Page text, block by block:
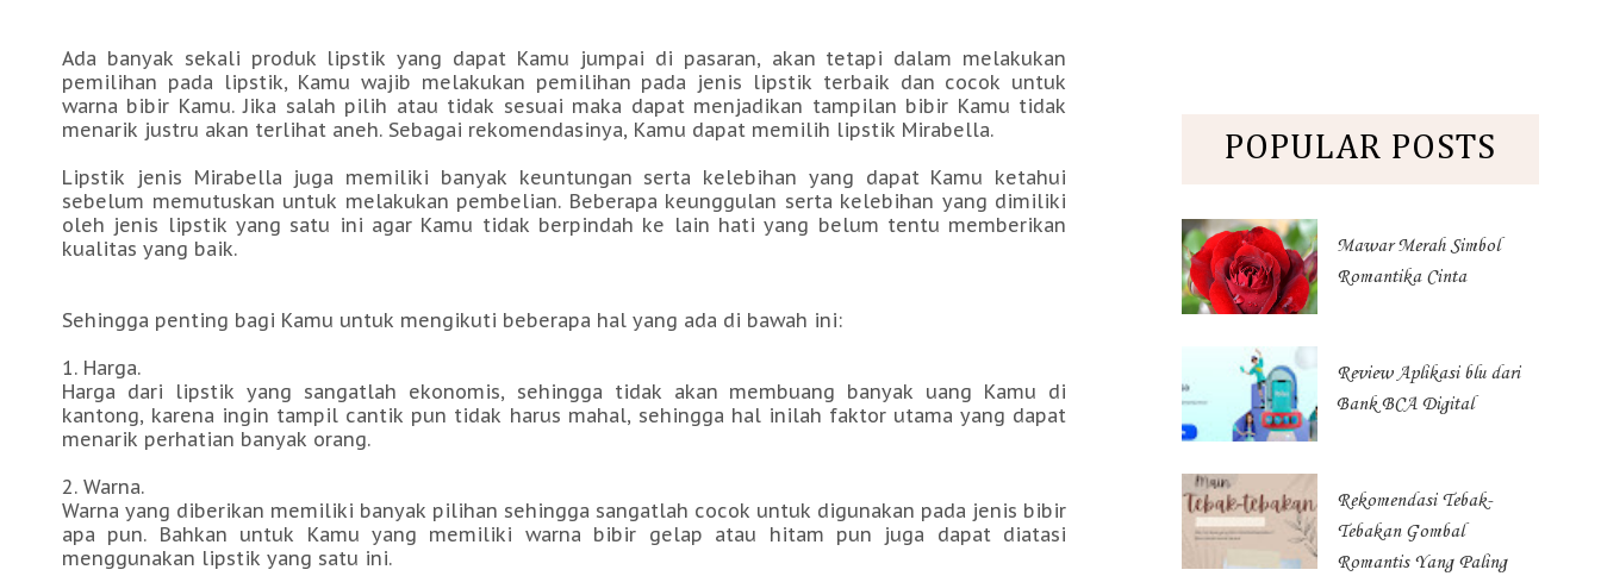
Ada banyak sekali produk lipstik yang dapat Kamu jumpai di pasaran, akan tetapi dalam melakukan
pemilihan pada lipstik, Kamu wajib melakukan pemilihan pada jenis lipstik terbaik dan cocok untuk
warna bibir Kamu. Jika salah pilih atau tidak sesuai maka dapat menjadikan tampilan bibir Kamu tidak
menarik justru akan terlihat aneh. Sebagai rekomendasinya, Kamu dapat memilih lipstik Mirabella.
Lipstik jenis Mirabella juga memiliki banyak keuntungan serta kelebihan yang dapat Kamu ketahui
sebelum memutuskan untuk melakukan pembelian. Beberapa keunggulan serta kelebihan yang dimiliki
oleh jenis lipstik yang satu ini agar Kamu tidak berpindah ke lain hati yang belum tentu memberikan
kualitas yang baik.
Sehingga penting bagi Kamu untuk mengikuti beberapa hal yang ada di bawah ini:
1. Harga.
Harga dari lipstik yang sangatlah ekonomis, sehingga tidak akan membuang banyak uang Kamu di
kantong, karena ingin tampil cantik pun tidak harus mahal, sehingga hal inilah faktor utama yang dapat
menarik perhatian banyak orang.
2. Warna.
Warna yang diberikan memiliki banyak pilihan sehingga sangatlah cocok untuk digunakan pada jenis bibir
apa pun. Bahkan untuk Kamu yang memiliki warna bibir gelap atau hitam pun juga dapat diatasi
menggunakan lipstik yang satu ini.
POPULAR POSTS
Mawar Merah Simbol
Romantika Cinta
Review Aplikasi blu dari
Bank BCA Digital
Rekomendasi Tebak-
Tebakan Gombal
Romantis Yang Paling